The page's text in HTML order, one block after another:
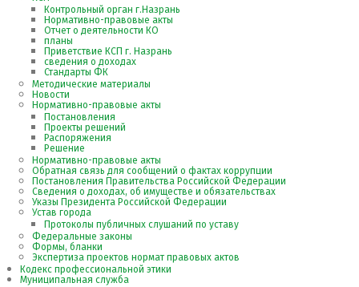
Контрольный орган г.Назрань
Нормативно-правовые акты
Отчет о деятельности КО
планы
Приветствие КСП г. Назрань
сведения о доходах
Стандарты ФК
Методические материалы
Новости
Нормативно-правовые акты
Постановления
Проекты решений
Распоряжения
Решение
Нормативно-правовые акты
Обратная связь для сообщений о фактах коррупции
Постановления Правительства Российской Федерации
Сведения о доходах, об имуществе и обязательствах
Указы Президента Российской Федерации
Устав города
Протоколы публичных слушаний по уставу
Федеральные законы
Формы, бланки
Экспертиза проектов нормат правовых актов
Кодекс профессиональной этики
Муниципальная служба